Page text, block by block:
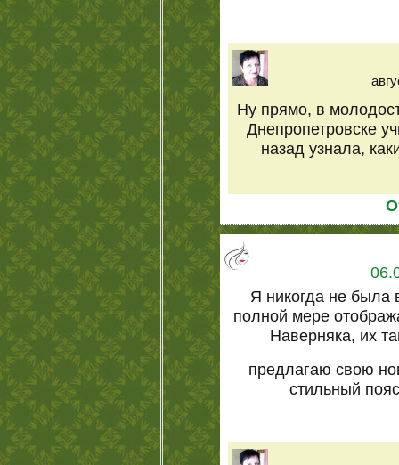
Ну прямо, в
Днепропетровске
назад узнала,
Я никогда не была
полной мере
Наверняка, их
предлагаю свою
стильный